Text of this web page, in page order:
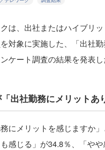
は、出社またはハイブリ
対象に実施した、「出社勤
ケート調査の結果を発表し
出社勤務にメリットあ
にメリットを感じますか」
感じる」が34.8％、「や